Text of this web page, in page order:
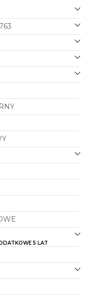
kształtem
zegarek
pasujący
jak i
połyskującymi
mu
sprawia, że
luksusowy
blasku
Cassandra
ale
Doskonały
jakość,
Pozwól sobie
wyjątkowość
odzwierciedla
5 LAT